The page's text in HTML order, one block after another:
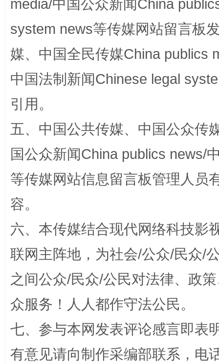
招工难、用工荒背后
网上购药对药下症？
media/中国公众新闻China
system news等传媒网站留言板
媒、中国全民传媒China publics
中国法制新闻Chinese legal
引用。
五、中国公共传媒、中国公众传
国公众新闻China publics news/
等传媒网站信息留言板管理人员
容。
六、本传媒结合现代网络科技影
联网主阵地，为社会/公众/民众/
之间公众/民众/公民对法律、政
众服务！人人都作守法公民。
七、参与本网发表评论感言即表
有意见请向制作采编部联系，电